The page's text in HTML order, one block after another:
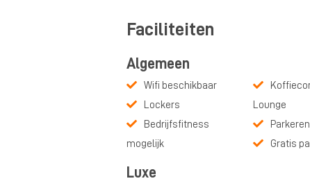
Faciliteiten
Algemeen
Wifi beschikbaar
Lockers
Bedrijfsfitness
mogelijk
Lounge
Gratis
Luxe